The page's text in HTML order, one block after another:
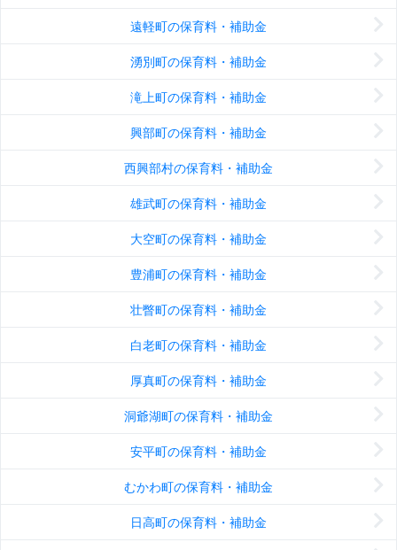
遠軽町の保育料・補助金
湧別町の保育料・補助金
滝上町の保育料・補助金
興部町の保育料・補助金
西興部村の保育料・補助金
雄武町の保育料・補助金
大空町の保育料・補助金
豊浦町の保育料・補助金
壮瞥町の保育料・補助金
白老町の保育料・補助金
厚真町の保育料・補助金
洞爺湖町の保育料・補助金
安平町の保育料・補助金
むかわ町の保育料・補助金
日高町の保育料・補助金